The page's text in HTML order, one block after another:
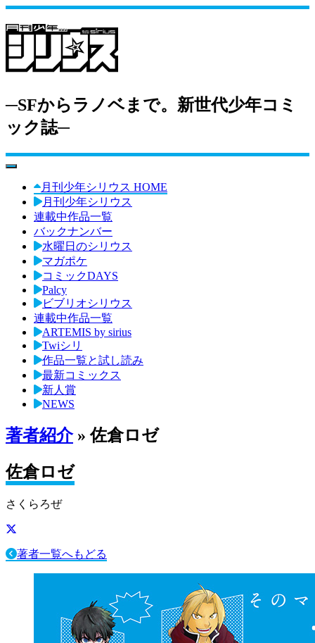
─SFからラノベまで。新世代少年コミ
ック誌─
toggle navigation
月刊少年シリウス HOME
月刊少年シリウス
連載中作品一覧
バックナンバー
水曜日のシリウス
マガポケ
コミックDAYS
Palcy
ビブリオシリウス
連載中作品一覧
ARTEMIS by sirius
Twiシリ
作品一覧と試し読み
最新コミックス
新人賞
NEWS
著者紹介» 佐倉ロゼ
佐倉ロゼ
さくらろぜ
著者一覧へもどる